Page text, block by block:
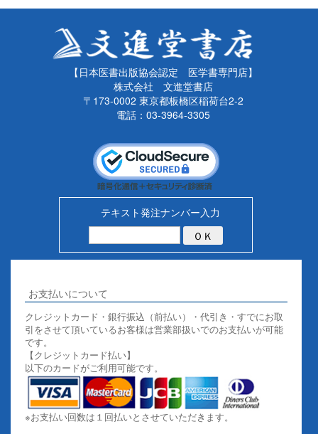
【日本医書出版協会認定 医学書専門店】
株式会社 文進堂書店
〒173-0002 東京都板橋区稲荷台2-2
電話：03-3964-3305
テキスト発注ナンバー入力
お支払いについて
クレジットカード・銀行振込（前払い）・代引き・すでにお取
引をさせて頂いているお客様は営業部扱いでのお支払いが可能
です。
【クレジットカード払い】
以下のカードがご利用可能です。
※お支払い回数は１回払いとさせていただきます。